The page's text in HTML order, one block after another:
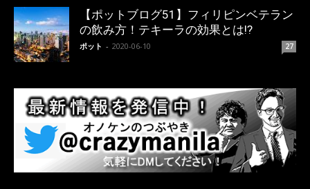
【ポットブログ51】フィリピンベテラン
の飲み方！テキーラの効果とは!?
ポット - 2020-06-10 27